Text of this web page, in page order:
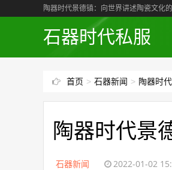
陶器时代景德镇：向世界讲述陶瓷文化
石器时代私服
首页 > 石器新闻 > 陶器时
陶器时代景
石器新闻 2022-01-02